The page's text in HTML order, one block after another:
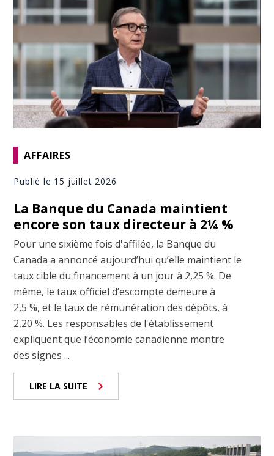
AFFAIRES
Publié le 15 juillet 2026
La Banque du Canada maintient
encore son taux directeur à 2¼ %
Pour une sixième fois d'affilée, la Banque du
Canada a annoncé aujourd’hui qu’elle maintient le
taux cible du financement à un jour à 2,25 %. De
même, le taux officiel d’escompte demeure à
2,5 %, et le taux de rémunération des dépôts, à
2,20 %. Les responsables de l'établissement
expliquent que l’économie canadienne montre
des signes ...
LIRE LA SUITE